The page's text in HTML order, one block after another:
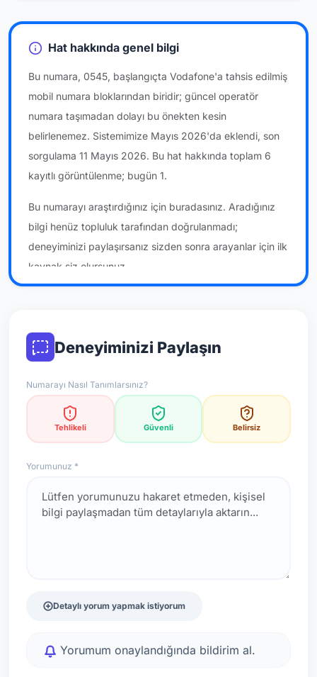
Hat hakkında genel bilgi
Bu numara, 0545, başlangıçta Vodafone'a tahsis edilmiş
mobil numara bloklarından biridir; güncel operatör
numara taşımadan dolayı bu önekten kesin
belirlenemez. Sistemimize Mayıs 2026'da eklendi, son
sorgulama 11 Mayıs 2026. Bu hat hakkında toplam 6
kayıtlı görüntülenme; bugün 1.
Bu numarayı araştırdığınız için buradasınız. Aradığınız
bilgi henüz topluluk tarafından doğrulanmadı;
deneyiminizi paylaşırsanız sizden sonra arayanlar için ilk
kaynak siz olursunuz.
Deneyiminizi Paylaşın
Numarayı Nasıl Tanımlarsınız?
Tehlikeli Güvenli Belirsiz
Yorumunuz *
Detaylı yorum yapmak istiyorum
Yorumum onaylandığında bildirim al.